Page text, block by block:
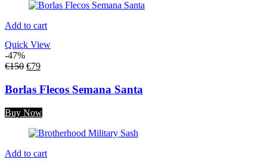
Add to cart
Quick View
-47%
€150 €79
Borlas Flecos Semana Santa
Buy Now
Add to cart